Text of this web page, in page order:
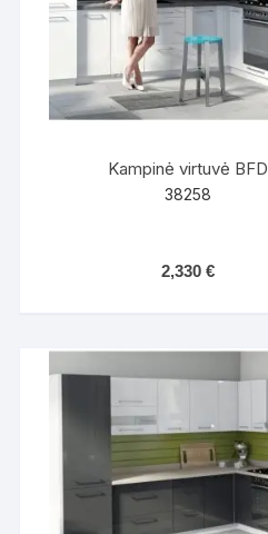
Kampinė virtuvė BFD
38258
2,330 €